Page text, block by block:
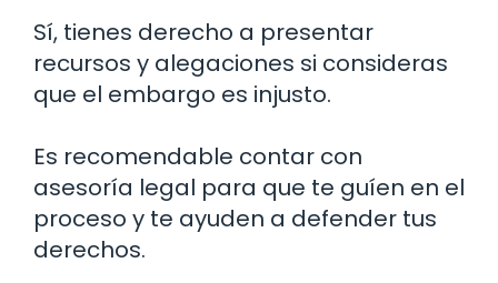
Sí, tienes derecho a presentar
recursos y alegaciones si consideras
que el embargo es injusto.
Es recomendable contar con
asesoría legal para que te guíen en el
proceso y te ayuden a defender tus
derechos.